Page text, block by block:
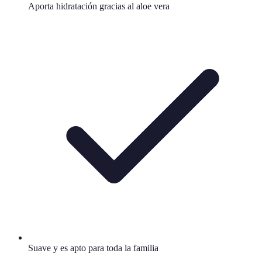
Aporta hidratación gracias al aloe vera
Suave y es apto para toda la familia